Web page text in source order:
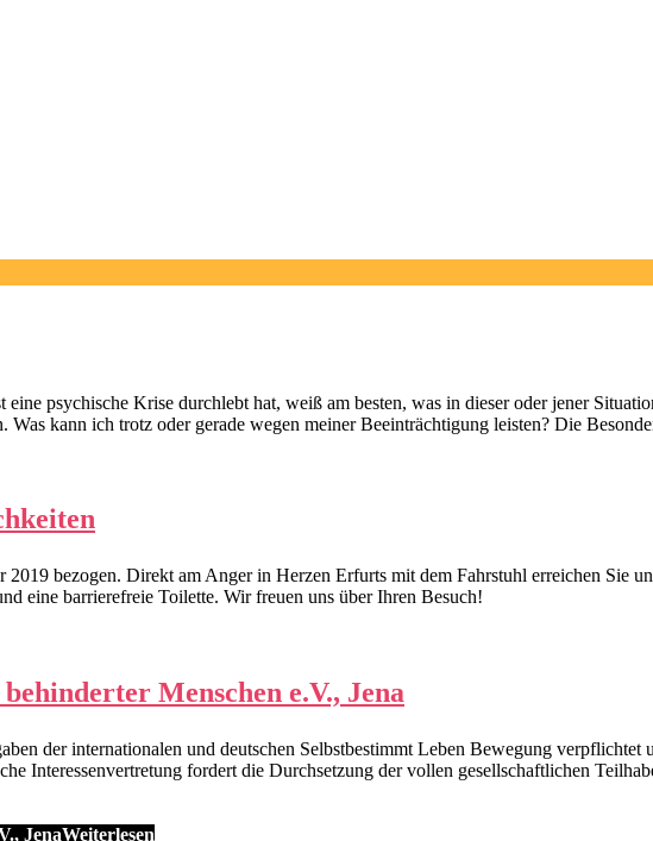
psychische Krise durchlebt hat, weiß am besten, was in dieser oder jener
kann ich trotz oder gerade wegen meiner Beeinträchtigung leisten? Die
bezogen. Direkt am Anger in Herzen Erfurts mit dem Fahrstuhl erreichen Sie
eine barrierefreie Toilette. Wir freuen uns über Ihren Besuch!
Menschen e.V., Jena
der internationalen und deutschen Selbstbestimmt Leben Bewegung verpflichtet
Interessenvertretung fordert die Durchsetzung der vollen gesellschaftlichen
JenaWeiterlesen